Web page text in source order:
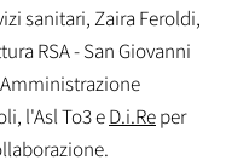
sanitari,Zaira Feroldi,
RSA - San Giovanni
l'Asl To3 eD.i.Reper